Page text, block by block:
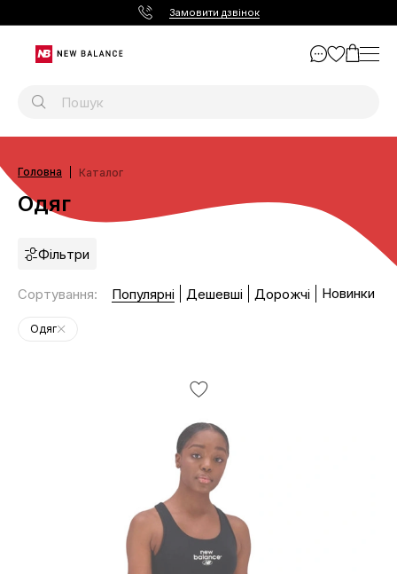
Замовити дзвінок
Головна Каталог
Одяг
Фільтри
Сортування: Популярні Дешевші Дорожчі Новинки
Одяг